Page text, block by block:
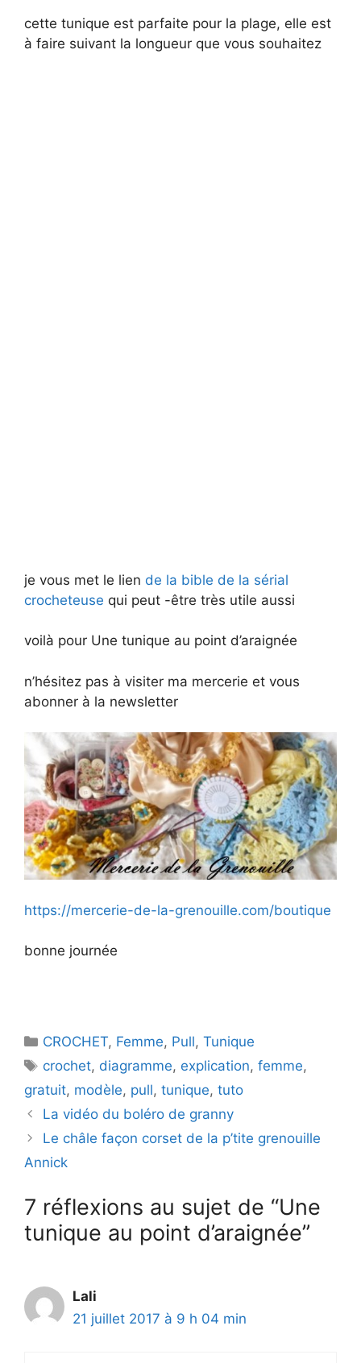
cette tunique est parfaite pour la plage, elle est
à faire suivant la longueur que vous souhaitez
je vous met le lien de la bible de la sérial
crocheteuse qui peut -être très utile aussi
voilà pour Une tunique au point d’araignée
n’hésitez pas à visiter ma mercerie et vous
abonner à la newsletter
https://mercerie-de-la-grenouille.com/boutique
bonne journée
Catégories
CROCHET, Femme, Pull,Tunique
Étiquettes
crochet, diagramme, explication,femme,
gratuit, modèle, pull, tunique, tuto
La vidéo du boléro de granny
Le châle façon corset de la p’tite grenouille
Annick
7 réflexions au sujet de “Une
tunique au point d’araignée”
Lali
21 juillet 2017 à 9 h 04 min